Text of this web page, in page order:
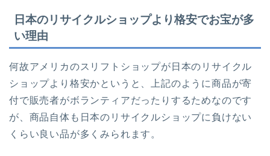
日本のリサイクルショップより格安でお宝が多
い理由
何故アメリカのスリフトショップが日本のリサイクル
ショップより格安かというと、上記のように商品が寄
付で販売者がボランティアだったりするためなのです
が、商品自体も日本のリサイクルショップに負けない
くらい良い品が多くみられます。